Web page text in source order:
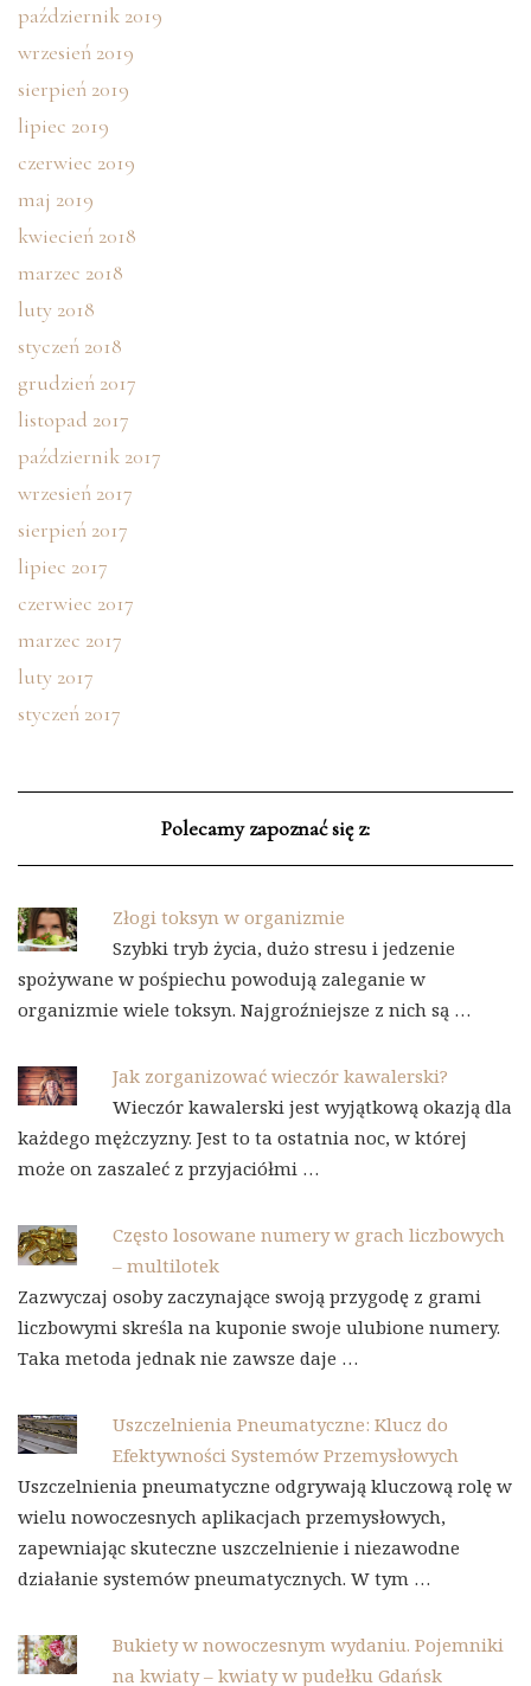
październik 2019
wrzesień 2019
sierpień 2019
lipiec 2019
czerwiec 2019
maj 2019
kwiecień 2018
marzec 2018
luty 2018
styczeń 2018
grudzień 2017
listopad 2017
październik 2017
wrzesień 2017
sierpień 2017
lipiec 2017
czerwiec 2017
marzec 2017
luty 2017
styczeń 2017
Polecamy zapoznać się z:
Złogi toksyn w organizmie
Szybki tryb życia, dużo stresu i jedzenie
spożywane w pośpiechu powodują zaleganie w
organizmie wiele toksyn. Najgroźniejsze z nich są …
Jak zorganizować wieczór kawalerski?
Wieczór kawalerski jest wyjątkową okazją dla
każdego mężczyzny. Jest to ta ostatnia noc, w której
może on zaszaleć z przyjaciółmi …
Często losowane numery w grach liczbowych
– multilotek
Zazwyczaj osoby zaczynające swoją przygodę z grami
liczbowymi skreśla na kuponie swoje ulubione numery.
Taka metoda jednak nie zawsze daje …
Uszczelnienia Pneumatyczne: Klucz do
Efektywności Systemów Przemysłowych
Uszczelnienia pneumatyczne odgrywają kluczową rolę w
wielu nowoczesnych aplikacjach przemysłowych,
zapewniając skuteczne uszczelnienie i niezawodne
działanie systemów pneumatycznych. W tym …
Bukiety w nowoczesnym wydaniu. Pojemniki
na kwiaty – kwiaty w pudełku Gdańsk